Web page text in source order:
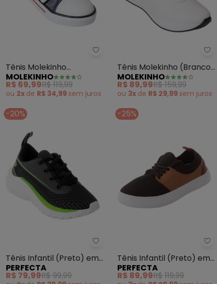
Molekinho - Tênis Molekinho
Tênis Molekinho
(Marinho) em Tecido
MOLEKINHO
R$ 69,99R$ 119,99
ou 2x de R$ 34,99 sem juros
Tênis Molekinho (Branco)
em Sintético
MOLEKINHO
R$ 89,99R$ 159,99
ou 3x de R$ 29,99 sem juros
-20%
Perfecta - Tênis Infantil
Tênis Infantil (Preto) em
Tecido
PERFECTA
R$ 79,99R$ 99,99
-25%
Tênis Infantil (Preto) em
Sintético e Tecido
PERFECTA
R$ 89,99R$ 119,99